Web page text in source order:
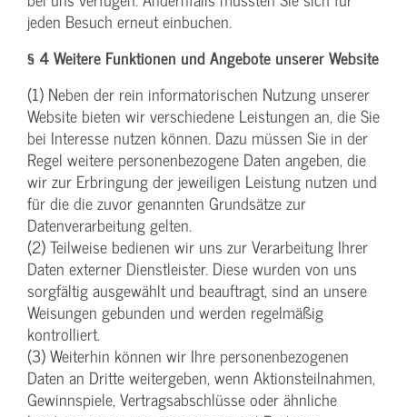
jeden Besuch erneut einbuchen.
§ 4 Weitere Funktionen und Angebote unserer Website
(1) Neben der rein informatorischen Nutzung unserer
Website bieten wir verschiedene Leistungen an, die Sie
bei Interesse nutzen können. Dazu müssen Sie in der
Regel weitere personenbezogene Daten angeben, die
wir zur Erbringung der jeweiligen Leistung nutzen und
für die die zuvor genannten Grundsätze zur
Datenverarbeitung gelten.
(2) Teilweise bedienen wir uns zur Verarbeitung Ihrer
Daten externer Dienstleister. Diese wurden von uns
sorgfältig ausgewählt und beauftragt, sind an unsere
Weisungen gebunden und werden regelmäßig
kontrolliert.
(3) Weiterhin können wir Ihre personenbezogenen
Daten an Dritte weitergeben, wenn Aktionsteilnahmen,
Gewinnspiele, Vertragsabschlüsse oder ähnliche